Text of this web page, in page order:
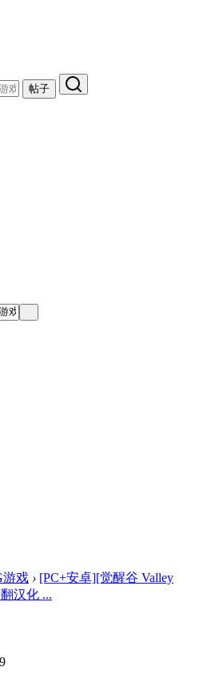
帖子
游戏 › [PC+安卓][觉醒谷 Valley
汉化 ...